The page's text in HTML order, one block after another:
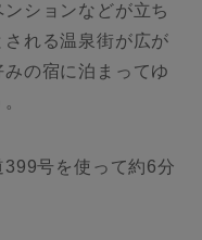
ションなどが立ち
れる温泉街が広が
の宿に泊まってゆ
号を使って約6分